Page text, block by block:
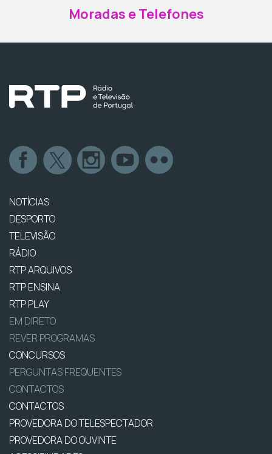
Moradas e Telefones
NOTÍCIAS
DESPORTO
TELEVISÃO
RÁDIO
RTP ARQUIVOS
RTP ENSINA
RTP PLAY
EM DIRETO
REVER PROGRAMAS
CONCURSOS
PERGUNTAS FREQUENTES
CONTACTOS
CONTACTOS
PROVEDORA DO TELESPECTADOR
PROVEDORA DO OUVINTE